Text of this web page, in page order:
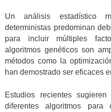
Un análisis estadístico
deterministas predominan
para incluir múltiples
algoritmos genéticos son
métodos como la
han demostrado ser eficaces
Estudios recientes
diferentes algoritmos